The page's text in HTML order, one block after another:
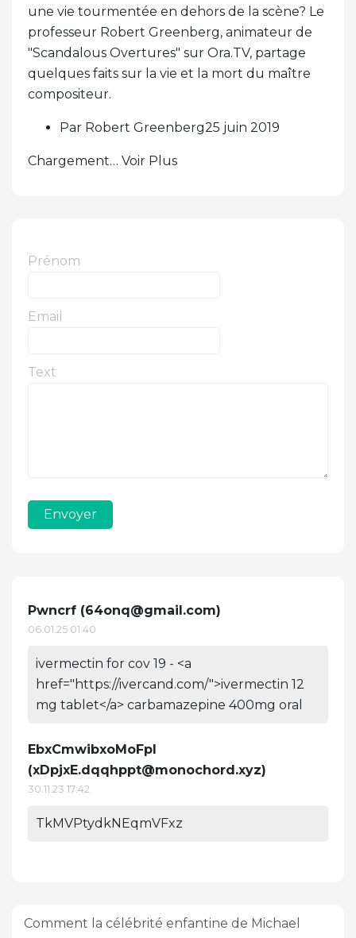
une vie tourmentée en dehors de la scène? Le
professeur Robert Greenberg, animateur de
"Scandalous Overtures" sur Ora.TV, partage
quelques faits sur la vie et la mort du maître
compositeur.
Par Robert Greenberg25 juin 2019
Chargement… Voir Plus
Prénom
Email
Text
Envoyer
Pwncrf (64onq@gmail.com)
06.01.25 01:40
ivermectin for cov 19 - <a
href="https://ivercand.com/">ivermectin 12
mg tablet</a> carbamazepine 400mg oral
EbxCmwibxoMoFpl
(xDpjxE.dqqhppt@monochord.xyz)
30.11.23 17:42
TkMVPtydkNEqmVFxz
Comment la célébrité enfantine de Michael